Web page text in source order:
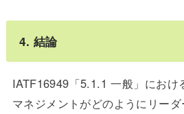
4. 結論
IATF16949「5.1.1 一般」におけ
マネジメントがどのようにリー